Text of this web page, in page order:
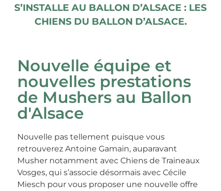
S’INSTALLE AU BALLON D’ALSACE : LES
CHIENS DU BALLON D’ALSACE.
Nouvelle équipe et
nouvelles prestations
de Mushers au Ballon
d'Alsace
Nouvelle pas tellement puisque vous
retrouverez Antoine Gamain, auparavant
Musher notamment avec Chiens de Traineaux
Vosges, qui s’associe désormais avec Cécile
Miesch pour vous proposer une nouvelle offre